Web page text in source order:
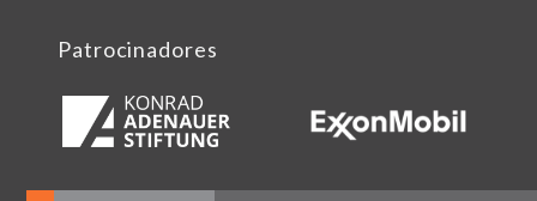
Patrocinadores